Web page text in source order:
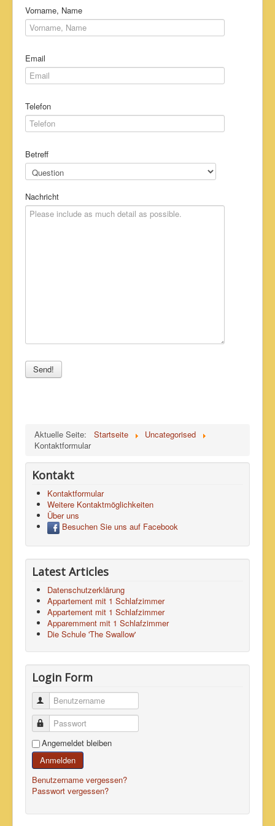
Impressum & Kontakt
Vorname, Name
Email
Telefon
Betreff
Nachricht
Send!
Aktuelle Seite: Startseite
Uncategorised
Kontaktformular
Kontakt
Kontaktformular
Weitere Kontaktmöglichkeiten
Über uns
Besuchen Sie uns auf Facebook
Latest Articles
Datenschutzerklärung
Appartement mit 1 Schlafzimmer
Appartement mit 1 Schlafzimmer
Apparemment mit 1 Schlafzimmer
Die Schule 'The Swallow'
Login Form
Benutzername
Passwort
Angemeldet bleiben
Anmelden
Benutzername vergessen?
Passwort vergessen?